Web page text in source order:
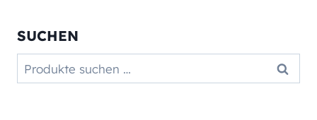
SUCHEN
Suchen
nach:
Suchen